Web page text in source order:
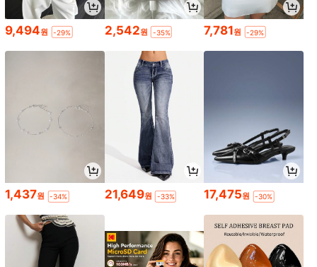
9,494원 -29% 2,542원 -35% 7,781원 -29%
1,437원 -34% 21,649원 -33% 17,475원 -30%